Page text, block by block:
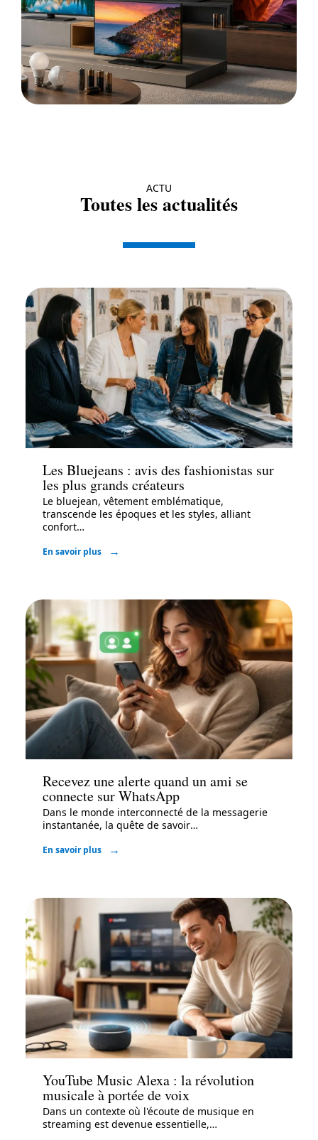
ACTU
Toutes les actualités
Actu
Les Bluejeans : avis des fashionistas sur
les plus grands créateurs
Le bluejean, vêtement emblématique,
transcende les époques et les styles, alliant
confort…
En savoir plus
Recevez une alerte quand un ami se
connecte sur WhatsApp
Dans le monde interconnecté de la messagerie
instantanée, la quête de savoir…
En savoir plus
Actu
YouTube Music Alexa : la révolution
musicale à portée de voix
Dans un contexte où l'écoute de musique en
streaming est devenue essentielle,…